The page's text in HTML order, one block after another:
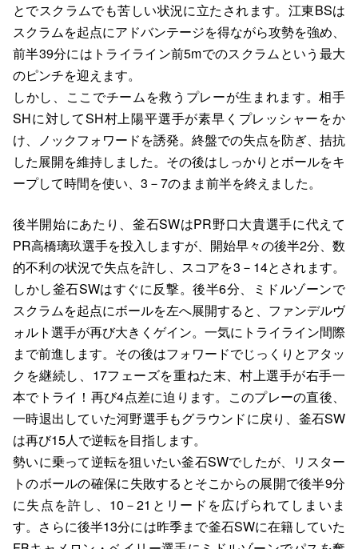
とでスクラムでも苦しい状況に立たされます。江東BSは
スクラムを起点にアドバンテージを得ながら攻勢を強め、
前半39分にはトライライン前5mでのスクラムという最大
のピンチを迎えます。
しかし、ここでチームを救うプレーが生まれます。相手
SHに対してSH村上陽平選手が素早くプレッシャーをか
け、ノックフォワードを誘発。終盤での失点を防ぎ、拮抗
した展開を維持しました。その後はしっかりとボールをキ
ープして時間を使い、3－7のまま前半を終えました。
後半開始にあたり、釜石SWはPR野口大貴選手に代えて
PR高橋璃玖選手を投入しますが、開始早々の後半2分、数
的不利の状況で失点を許し、スコアを3－14とされます。
しかし釜石SWはすぐに反撃。後半6分、ミドルゾーンで
スクラムを起点にボールを左へ展開すると、ファンデルヴ
ォルト選手が再び大きくゲイン。一気にトライライン間際
まで前進します。その後はフォワードでじっくりとアタッ
クを継続し、17フェーズを重ねた末、村上選手が右手一
本でトライ！再び4点差に迫ります。このプレーの直後、
一時退出していた河野選手もグラウンドに戻り、釜石SW
は再び15人で逆転を目指します。
勢いに乗って逆転を狙いたい釜石SWでしたが、リスター
トのボールの確保に失敗するとそこからの展開で後半9分
に失点を許し、10－21とリードを広げられてしまいま
す。さらに後半13分には昨季まで釜石SWに在籍していた